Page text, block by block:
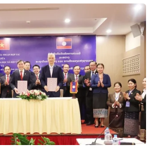
7.600 người dân xã/phường
Thành phố Hồ Chí Minh chưa
hiểm y tế.
xã hội Thành phố Hồ Chí Minh,
6, có 18/19 phường cơ bản
lập danh sách cấp thẻ Bảo hiểm
An toàn khu.
Phú Thọ Hòa hiện vẫn
thuộc diện được ngân sách nhà